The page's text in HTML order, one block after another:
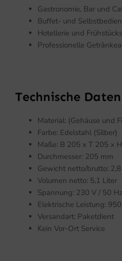
Gastronomie, Bar und
Buffet- und
Hotellerie und
Professionelle
Technische Daten
Material: (Gehäuse und
Farbe: Edelstahl (Silber)
Maße: B 205 x T 205 x
Durchmesser: 205 mm
Gewicht netto/brutto:
Volumen netto: 5,1 Liter
Spannung: 230 V / 50
Elektrische Leistung:
Versandart: Paketdient
Kein Vor-Ort Service